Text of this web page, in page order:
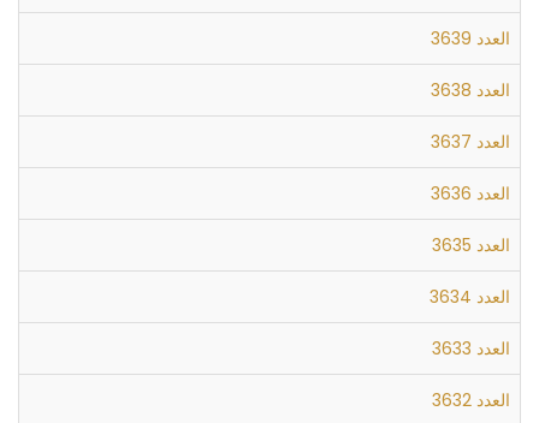
العدد 3639
العدد 3638
العدد 3637
العدد 3636
العدد 3635
العدد 3634
العدد 3633
العدد 3632